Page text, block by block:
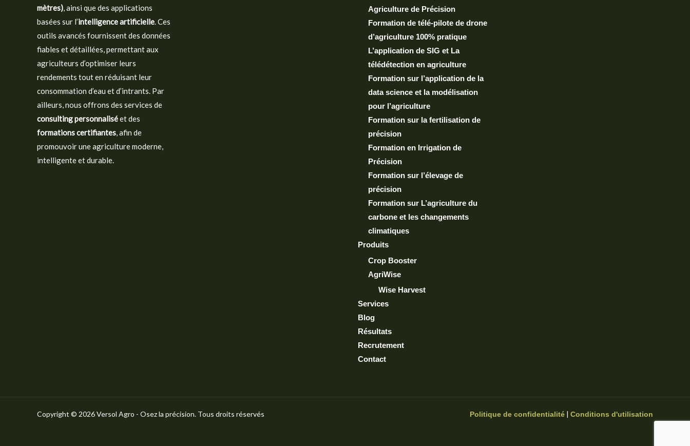
mètres), ainsi que des applications
basées sur l’intelligence artificielle. Ces
outils avancés fournissent des données
fiables et détaillées, permettant aux
agriculteurs d’optimiser leurs
rendements tout en réduisant leur
consommation d’eau et d’intrants. Par
ailleurs, nous offrons des services de
consulting personnaliséet des
formations certifiantes, afin de
promouvoir une agriculture moderne,
intelligente et durable.
Agriculture de Précision
Formation de télé-pilote de drone
d’agriculture 100% pratique
L’application de SIG et La
télédétection en agriculture
Formation sur l’application de la
data science et la modélisation
pour l’agriculture
Formation sur la fertilisation de
précision
Formation en Irrigation de
Précision
Formation sur l’élevage de
précision
Formation sur L’agriculture du
carbone et les changements
climatiques
Produits
Crop Booster
AgriWise
Wise Harvest
Services
Blog
Résultats
Recrutement
Contact
Copyright © 2026​Versol Agro - Osez la précision. Tous droits réservés Politique de confidentialité | Conditions d'utilisation